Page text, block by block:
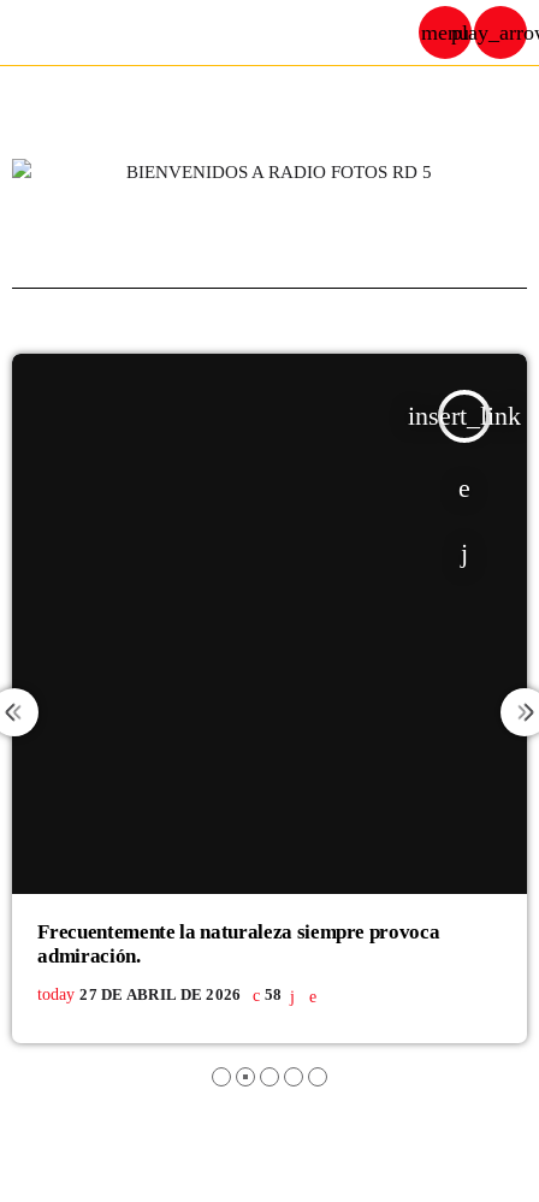
menu
close
play_arrow
ACTIVIDADES
insert_link
Frecuentemente la naturaleza siempre provoca
admiración.
today 27 DE ABRIL DE 2026 58